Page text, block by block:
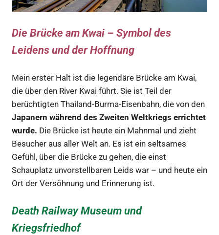
Die Brücke am Kwai – Symbol des
Leidens und der Hoffnung
Mein erster Halt ist die legendäre Brücke am Kwai,
die über den River Kwai führt. Sie ist Teil der
berüchtigten Thailand-Burma-Eisenbahn, die von den
Japanern während des Zweiten Weltkriegs errichtet
wurde. Die Brücke ist heute ein Mahnmal und zieht
Besucher aus aller Welt an. Es ist ein seltsames
Gefühl, über die Brücke zu gehen, die einst
Schauplatz unvorstellbaren Leids war – und heute ein
Ort der Versöhnung und Erinnerung ist.
Death Railway Museum und
Kriegsfriedhof